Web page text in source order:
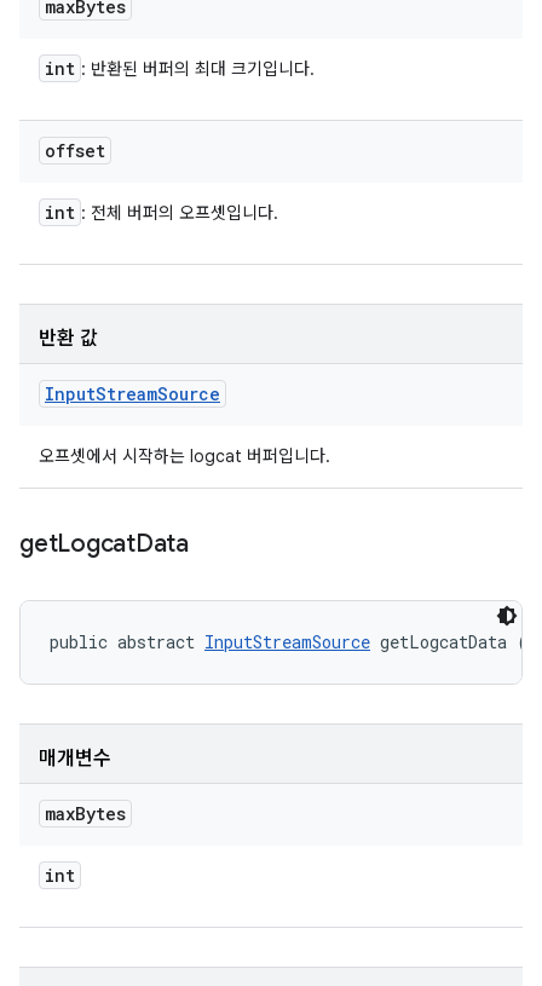
maxBytes
int : 반환된 버퍼의 최대 크기입니다.
offset
int : 전체 버퍼의 오프셋입니다.
반환 값
InputStreamSource
오프셋에서 시작하는 logcat 버퍼입니다.
getLogcatData
public abstract InputStreamSource getLogcatData
매개변수
maxBytes
int